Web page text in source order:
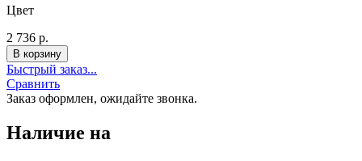
Цвет
2 736 р.
Быстрый заказ...
Сравнить
Заказ оформлен, ожидайте звонка.
Наличие на